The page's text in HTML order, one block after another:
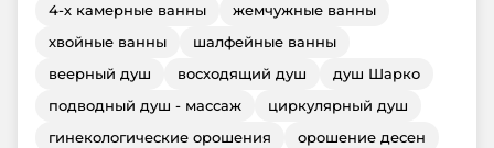
4-х камерные ванны
жемчужные ванны
хвойные ванны
шалфейные ванны
веерный душ
восходящий душ
душ Шарко
подводный душ - массаж
циркулярный душ
гинекологические орошения
орошение десен